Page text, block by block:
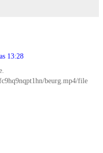
13:28
beurg.mp4/file